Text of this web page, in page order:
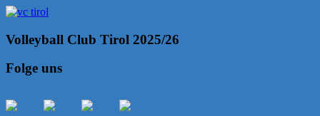
Volleyball Club Tirol 2025/26
Folge uns